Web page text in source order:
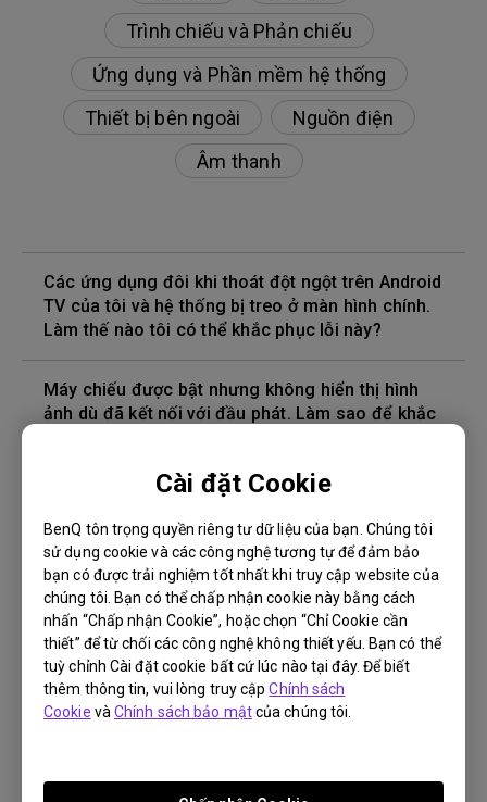
Cài đặt Cookie
BenQ tôn trọng quyền riêng tư dữ liệu của bạn. Chúng tôi
sử dụng cookie và các công nghệ tương tự để đảm bảo
bạn có được trải nghiệm tốt nhất khi truy cập website của
chúng tôi. Bạn có thể chấp nhận cookie này bằng cách
nhấn “Chấp nhận Cookie”, hoặc chọn “Chỉ Cookie cần
thiết” để từ chối các công nghệ không thiết yếu. Bạn có thể
tuỳ chỉnh Cài đặt cookie bất cứ lúc nào tại đây. Để biết
thêm thông tin, vui lòng truy cậpChính sách
Cookie vàChính sách bảo mậtcủa chúng tôi.
Trình chiếu và Phản chiếu
Ứng dụng và Phần mềm hệ thống
Thiết bị bên ngoài
Nguồn điện
Âm thanh
Các ứng dụng đôi khi thoát đột ngột trên Android
TV của tôi và hệ thống bị treo ở màn hình chính.
Làm thế nào tôi có thể khắc phục lỗi này?
Máy chiếu được bật nhưng không hiển thị hình
ảnh dù đã kết nối với đầu phát. Làm sao để khắc
Phiên bản cáp HDMI nào tương thích với 4K HDR?
Độ sâu của màu trong menu OSD không chính
xác, làm cách nào để khắc phục điều này?
Làm cách nào để thay bóng đèn máy chiếu và
đặt lại bộ hẹn giờ của bóng đèn?
Máy chiếu bị nóng ở chế độ chờ standby. Làm